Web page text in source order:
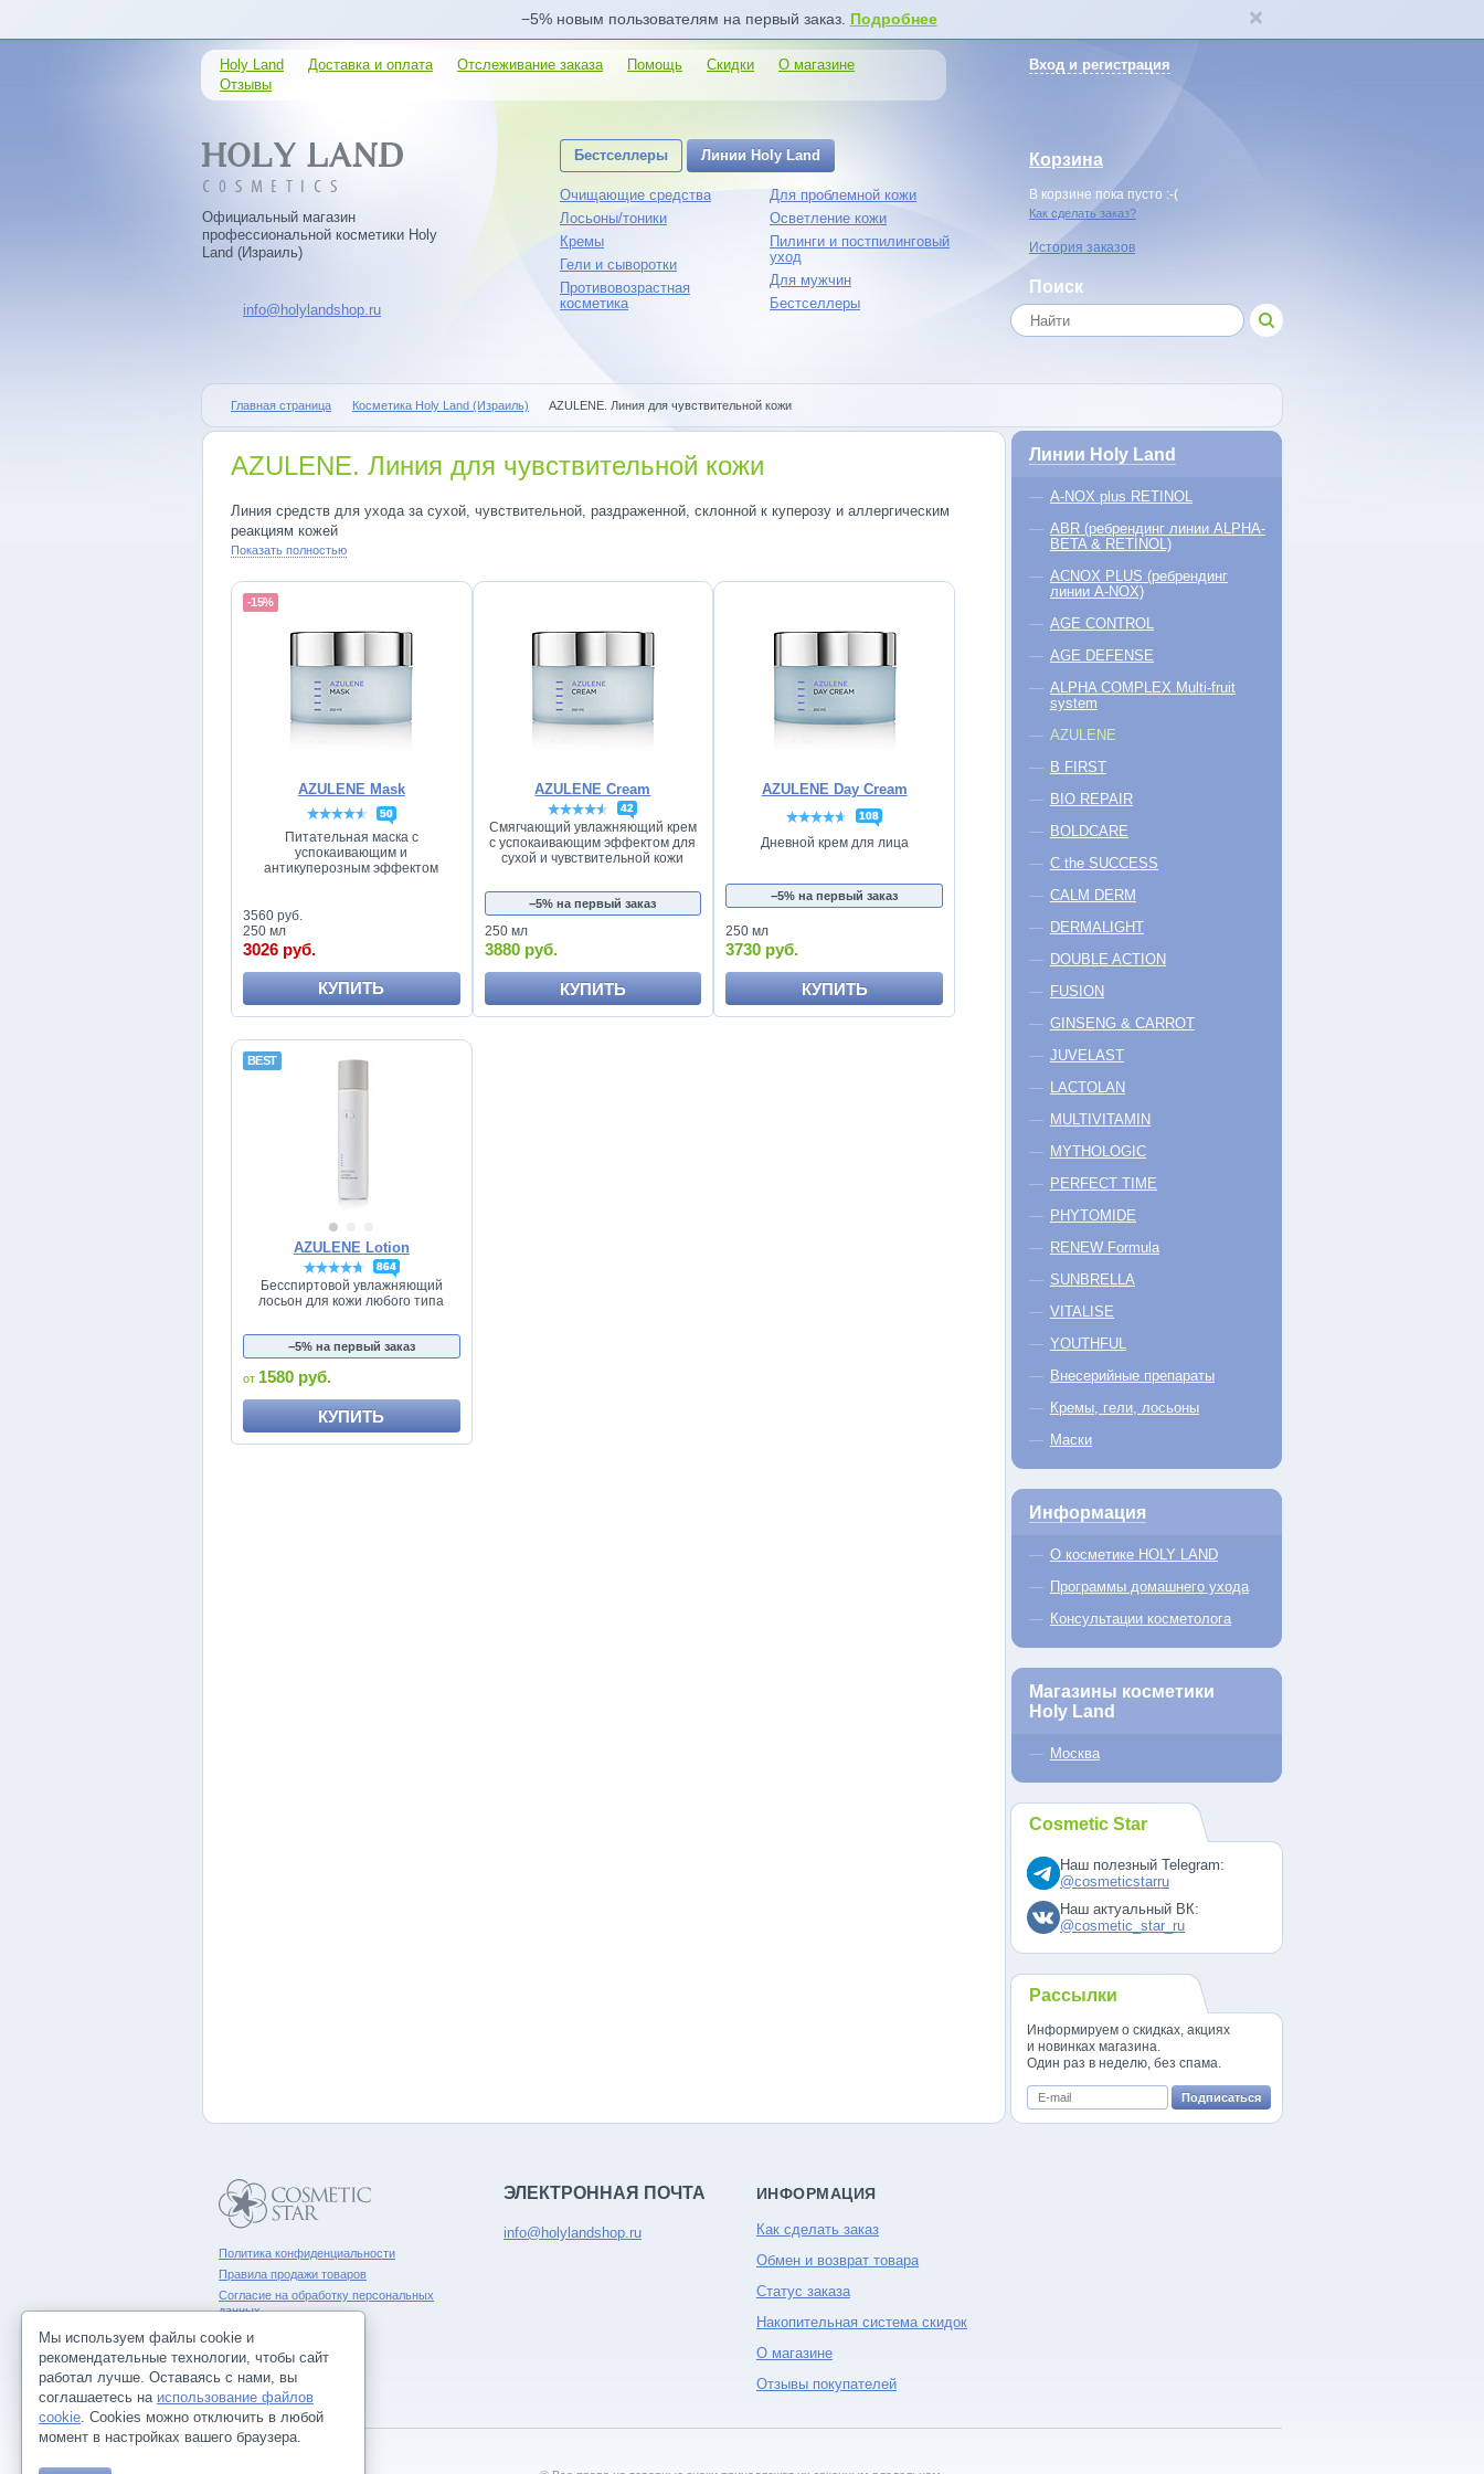
−5% новым пользователям на первый заказ. Подробнее
Вход и регистрация
Holy Land Доставка и оплата Отслеживание заказа Помощь Скидки
О магазине
Отзывы
Официальный магазин
профессиональной косметики Holy
Land (Израиль)
info@holylandshop.ru
Бестселлеры Линии Holy Land
Очищающие средства
Лосьоны/тоники
Кремы
Гели и сыворотки
Противовозрастная
косметика
Для проблемной кожи
Осветление кожи
Пилинги и постпилинговый
уход
Для мужчин
Бестселлеры
Корзина
В корзине пока пусто :-(
Как сделать заказ?
История заказов
Поиск
Главная страница Косметика Holy Land (Израиль) AZULENE. Линия для чувствительной кожи
AZULENE. Линия для чувствительной кожи
Линия средств для ухода за сухой, чувствительной, раздраженной, склонной к куперозу и аллергическим
реакциям кожей
Показать полностью
AZULENE Mask
50
Питательная маска с
успокаивающим и
антикуперозным эффектом
-15%
250 мл
3026 руб.
3560 руб.
КУПИТЬ
AZULENE Cream
42
Смягчающий увлажняющий крем
с успокаивающим эффектом для
сухой и чувствительной кожи
−5% на первый заказ
250 мл
3880 руб.
КУПИТЬ
AZULENE Day Cream
108
Дневной крем для лица
−5% на первый заказ
250 мл
3730 руб.
КУПИТЬ
AZULENE Lotion
864
Бесспиртовой увлажняющий
лосьон для кожи любого типа
−5% на первый заказ
1580 руб.
КУПИТЬ
Линии Holy Land
A-NOX plus RETINOL
ABR (ребрендинг линии ALPHA-
BETA & RETINOL)
ACNOX PLUS (ребрендинг
линии A-NOX)
AGE CONTROL
AGE DEFENSE
ALPHA COMPLEX Multi-fruit
system
AZULENE
B FIRST
BIO REPAIR
BOLDCARE
C the SUCCESS
CALM DERM
DERMALIGHT
DOUBLE ACTION
FUSION
GINSENG & CARROT
JUVELAST
LACTOLAN
MULTIVITAMIN
MYTHOLOGIC
PERFECT TIME
PHYTOMIDE
RENEW Formula
SUNBRELLA
VITALISE
YOUTHFUL
Внесерийные препараты
Кремы, гели, лосьоны
Маски
Информация
О косметике HOLY LAND
Программы домашнего ухода
Консультации косметолога
Магазины косметики
Holy Land
Москва
Cosmetic Star
Наш полезный Telegram:
@cosmeticstarru
Наш актуальный ВК:
@cosmetic_star_ru
Рассылки
Информируем о скидках, акциях
и новинках магазина.
Один раз в неделю, без спама.
Политика конфиденциальности
Правила продажи товаров
Согласие на обработку персональных
данных
ЭЛЕКТРОННАЯ ПОЧТА
info@holylandshop.ru
ИНФОРМАЦИЯ
Как сделать заказ
Обмен и возврат товара
Статус заказа
Накопительная система скидок
О магазине
Отзывы покупателей
Мы используем файлы cookie и
рекомендательные технологии, чтобы сайт
работал лучше. Оставаясь с нами, вы
соглашаетесь на использование файлов
cookie. Cookies можно отключить в любой
момент в настройках вашего браузера.